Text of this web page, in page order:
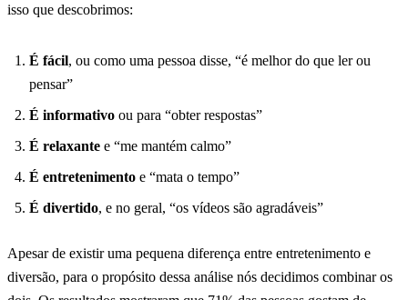
isso que descobrimos:
É fácil, ou como uma pessoa disse, “é melhor do que ler ou
pensar”
É informativo ou para “obter respostas”
É relaxante e “me mantém calmo”
É entretenimento e “mata o tempo”
É divertido, e no geral, “os vídeos são agradáveis”
Apesar de existir uma pequena diferença entre entretenimento e
diversão, para o propósito dessa análise nós decidimos combinar os